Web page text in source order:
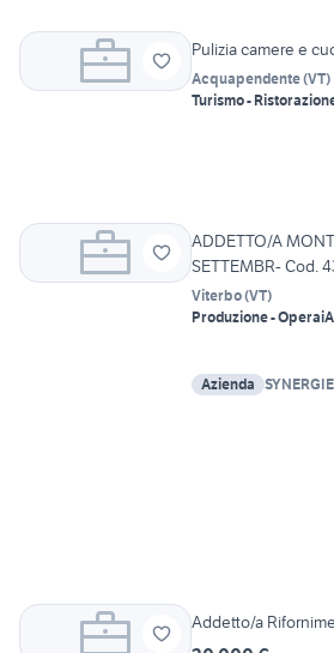
Pulizia camere e
Acquapendente(VT)
Turismo -
ADDETTO/A
SETTEMBR- Cod.
Viterbo(VT)
Produzione - Operai
Azienda
Addetto/a